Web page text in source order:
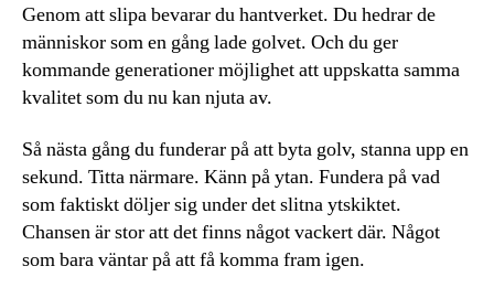
Genom att slipa bevarar du hantverket. Du hedrar de
människor som en gång lade golvet. Och du ger
kommande generationer möjlighet att uppskatta samma
kvalitet som du nu kan njuta av.
Så nästa gång du funderar på att byta golv, stanna upp en
sekund. Titta närmare. Känn på ytan. Fundera på vad
som faktiskt döljer sig under det slitna ytskiktet.
Chansen är stor att det finns något vackert där. Något
som bara väntar på att få komma fram igen.